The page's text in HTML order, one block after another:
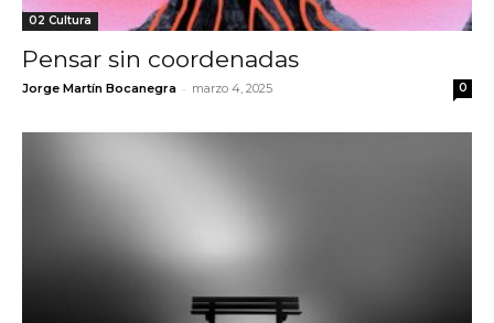
02 Cultura
Pensar sin coordenadas
Jorge Martín Bocanegra - marzo 4, 2025 0